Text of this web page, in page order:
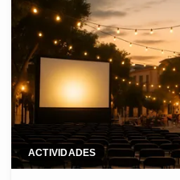
ACTIVIDADES